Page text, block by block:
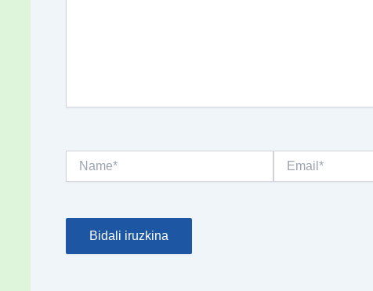
Name* Email*